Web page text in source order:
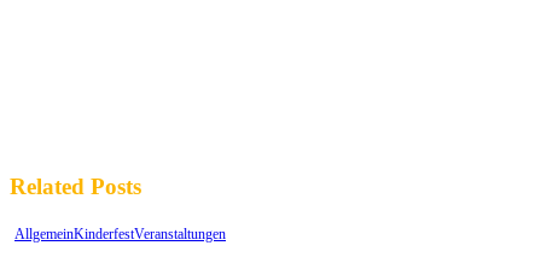
Related Posts
AllgemeinKinderfestVeranstaltungen